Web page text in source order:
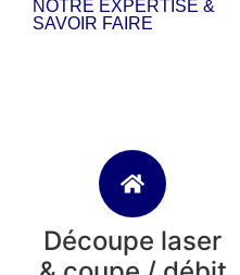
NOTRE EXPERTISE &
SAVOIR FAIRE
Découpe laser